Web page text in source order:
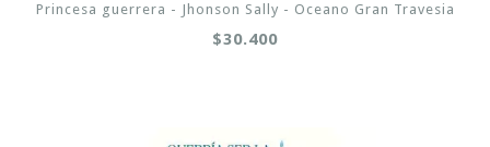
Princesa guerrera - Jhonson Sally - Oceano Gran Travesia
$30.400